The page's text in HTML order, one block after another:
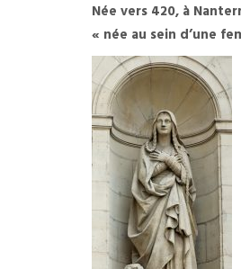
Née vers 420, à
« née au sein d’une